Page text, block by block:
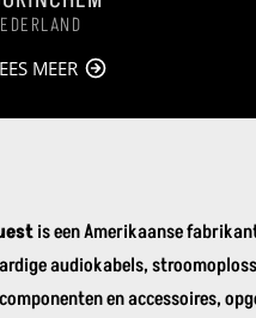
MEER
is een Amerikaanse
audiokabels,
en accessoires,